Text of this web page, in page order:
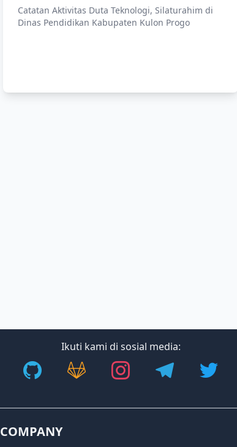
Catatan Aktivitas Duta Teknologi, Silaturahim di
Dinas Pendidikan Kabupaten Kulon Progo
Ikuti kami di sosial media:
COMPANY